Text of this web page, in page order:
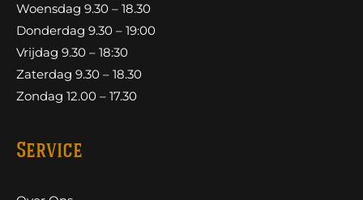
Woensdag 9.30 – 18.30
Donderdag 9.30 – 19:00
Vrijdag 9.30 – 18:30
Zaterdag 9.30 – 18.30
Zondag 12.00 – 17.30
Service